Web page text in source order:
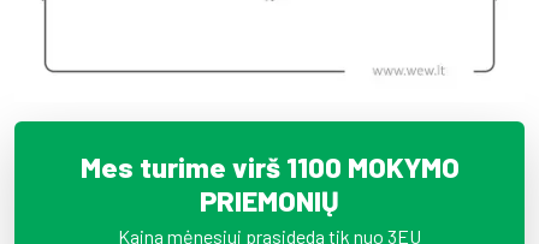
Mes turime virš 1100 MOKYMO
PRIEMONIŲ
Kaina mėnesiui prasideda tik nuo 3EU